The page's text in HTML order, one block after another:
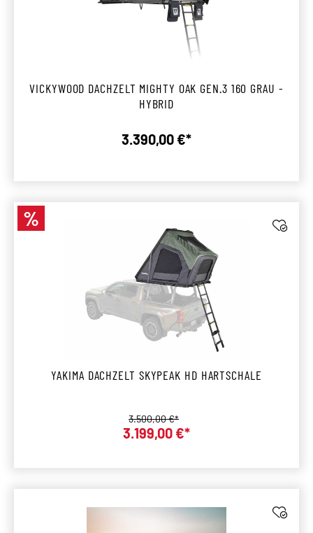
VICKYWOOD DACHZELT MIGHTY OAK GEN.3 160 GRAU -
HYBRID
Regulärer Preis:
3.390,00 €*
Rabatt
%
YAKIMA DACHZELT SKYPEAK HD HARTSCHALE
Verkaufspreis:
3.199,00 €*
Regulärer Preis:
3.500,00 €*